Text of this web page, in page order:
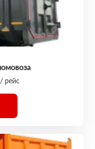
рейс